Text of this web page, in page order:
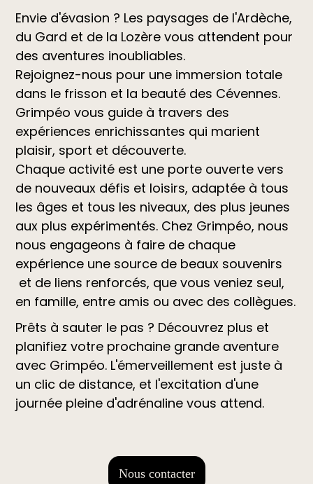
Envie d'évasion ? Les paysages de l'Ardèche,
du Gard et de la Lozère vous attendent pour
des aventures inoubliables.
Rejoignez-nous pour une immersion totale
dans le frisson et la beauté des Cévennes.
Grimpéo vous guide à travers des
expériences enrichissantes qui marient
plaisir, sport et découverte.
Chaque activité est une porte ouverte vers
de nouveaux défis et loisirs, adaptée à tous
les âges et tous les niveaux, des plus jeunes
aux plus expérimentés. Chez Grimpéo, nous
nous engageons à faire de chaque
expérience une source de beaux souvenirs
et de liens renforcés, que vous veniez seul,
en famille, entre amis ou avec des collègues.
Prêts à sauter le pas ? Découvrez plus et
planifiez votre prochaine grande aventure
avec Grimpéo. L'émerveillement est juste à
un clic de distance, et l'excitation d'une
journée pleine d'adrénaline vous attend.
Nous contacter